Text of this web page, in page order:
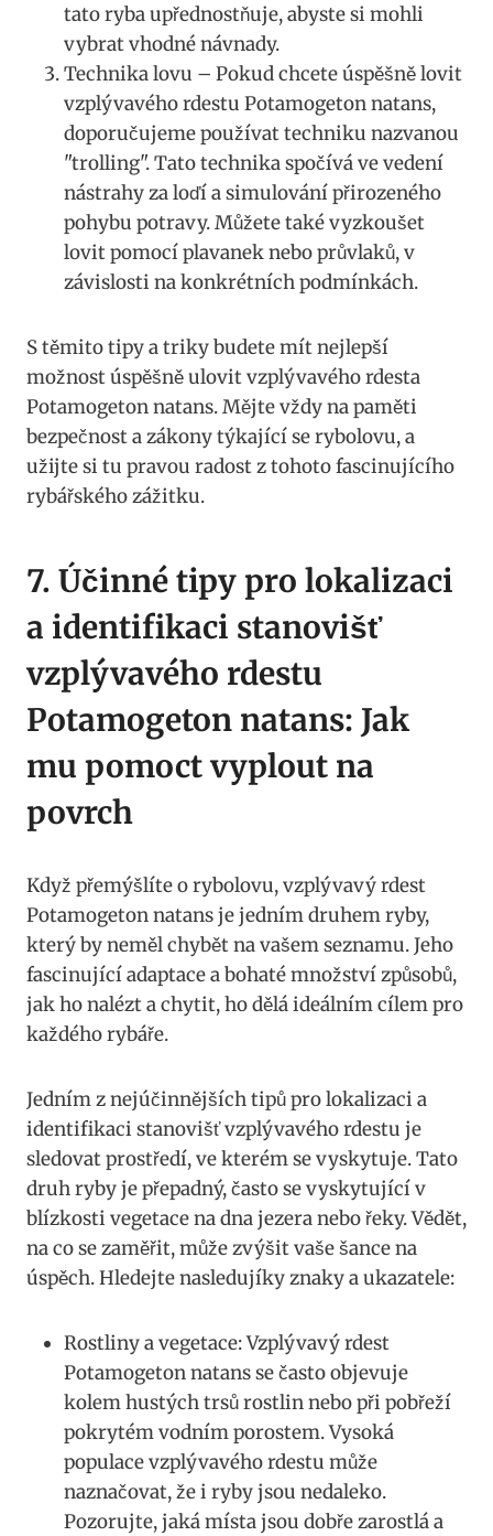
tato ryba upřednostňuje, abyste si mohli
vybrat vhodné návnady.
Technika lovu – Pokud ‍chcete úspěšně lovit
vzplývavého rdestu Potamogeton natans,
⁢doporučujeme ⁢používat techniku nazvanou ​
"trolling". Tato technika spočívá ve vedení
nástrahy za ‌loďí a simulování přirozeného
pohybu potravy. Můžete také vyzkoušet
lovit pomocí plavanek nebo průvlaků, v
‌závislosti⁢ na konkrétních podmínkách.
S těmito tipy​ a triky budete mít nejlepší
možnost úspěšně ulovit vzplývavého ‌rdesta
‌Potamogeton natans. Mějte vždy na paměti
bezpečnost a zákony týkající se rybolovu, a
užijte si tu pravou radost z tohoto fascinujícího
rybářského​ zážitku.
7. Účinné tipy pro lokalizaci
a identifikaci stanovišť
vzplývavého‌ rdestu
Potamogeton natans: Jak
mu pomoct vyplout na
povrch
Když přemýšlíte o rybolovu, vzplývavý ⁣rdest
‌Potamogeton natans‍ je jedním‍ druhem ryby,
který by neměl chybět ‍na vašem ⁣seznamu. Jeho
fascinující‌ adaptace a bohaté ⁣množství‍ způsobů,
jak ho nalézt a chytit, ho dělá ideálním ‌cílem pro
každého ​rybáře.
Jedním z nejúčinnějších tipů ​pro lokalizaci a
identifikaci stanovišť vzplývavého rdestu je
sledovat⁤ prostředí, ve‌ kterém se vyskytuje. Tato
druh ryby je přepadný, často ⁣se vyskytující ‌v ​
blízkosti vegetace na dna jezera nebo řeky.‌ Vědět,
⁢na co se zaměřit, může zvýšit vaše šance na
úspěch. Hledejte nasledujíky znaky ⁣a ukazatele:
Rostliny a‍ vegetace: Vzplývavý rdest
⁤Potamogeton⁣ natans se často objevuje
kolem hustých‌ trsů rostlin⁤ nebo při pobřeží
pokrytém vodním porostem. Vysoká
populace vzplývavého rdestu může
naznačovat, že i ​ryby‌ jsou nedaleko.
‍Pozorujte, jaká místa jsou dobře zarostlá a